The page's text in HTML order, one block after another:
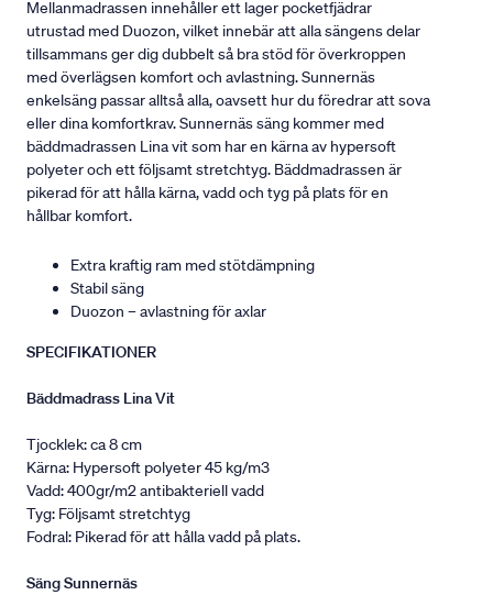
Mellanmadrassen innehåller ett lager pocketfjädrar
utrustad med Duozon, vilket innebär att alla sängens delar
tillsammans ger dig dubbelt så bra stöd för överkroppen
med överlägsen komfort och avlastning. Sunnernäs
enkelsäng passar alltså alla, oavsett hur du föredrar att sova
eller dina komfortkrav. Sunnernäs säng kommer med
bäddmadrassen Lina vit som har en kärna av hypersoft
polyeter och ett följsamt stretchtyg. Bäddmadrassen är
pikerad för att hålla kärna, vadd och tyg på plats för en
hållbar komfort.
Extra kraftig ram med stötdämpning
Stabil säng
Duozon – avlastning för axlar
SPECIFIKATIONER
Bäddmadrass Lina Vit
Tjocklek: ca 8 cm
Kärna: Hypersoft polyeter 45 kg/m3
Vadd: 400gr/m2 antibakteriell vadd
Tyg: Följsamt stretchtyg
Fodral: Pikerad för att hålla vadd på plats.
Säng Sunnernäs